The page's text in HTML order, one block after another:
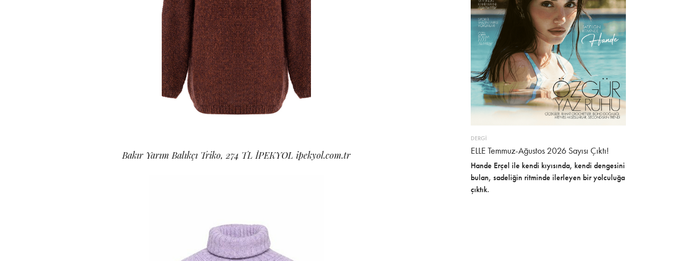
Bakır Yarım Balıkçı Triko, 274 TL İPEKYOL ipekyol.com.tr
DERGİ
ELLE Temmuz-Ağustos 2026 Sayısı Çıktı!
Hande Erçel ile kendi kıyısında, kendi dengesini
bulan, sadeliğin ritminde ilerleyen bir yolculuğa
çıktık.